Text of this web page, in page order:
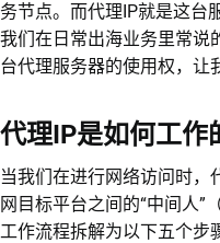
务节点。而代理IP就是这台
我们在日常出海业务里常说
台代理服务器的使用权，让
代理IP是如何工作
当我们在进行网络访问时，
网目标平台之间的“中间人”
工作流程拆解为以下五个步